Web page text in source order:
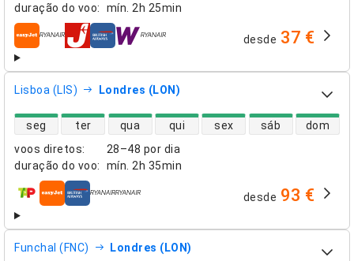
duração do voo: mín. 2h 25min
companhias aéreas desde 37 €
Lisboa (LIS) Londres (LON)
voos diretos:
28–48 por dia
duração do voo: mín. 2h 35min
disponibilidade de voos diretos
seg ter qua qui sex sáb dom
companhias aéreas desde 93 €
Funchal (FNC) Londres (LON)